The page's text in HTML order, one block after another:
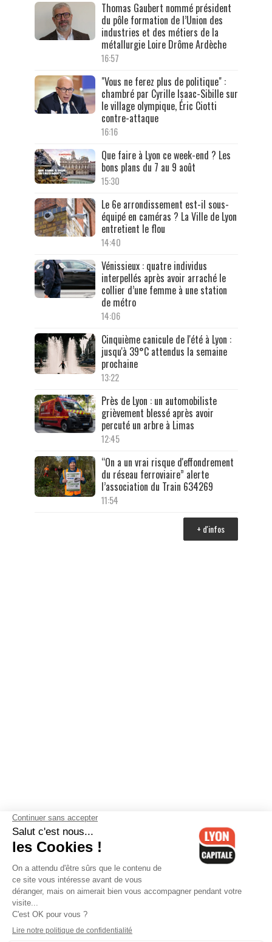
Thomas Gaubert nommé président
du pôle formation de l’Union des
industries et des métiers de la
métallurgie Loire Drôme Ardèche
16:57
"Vous ne ferez plus de politique" :
chambré par Cyrille Isaac-Sibille sur
le village olympique, Éric Ciotti
contre-attaque
16:16
Que faire à Lyon ce week-end ? Les
bons plans du 7 au 9 août
15:30
Le 6e arrondissement est-il sous-
équipé en caméras ? La Ville de Lyon
entretient le flou
14:40
Vénissieux : quatre individus
interpellés après avoir arraché le
collier d’une femme à une station
de métro
14:06
Cinquième canicule de l'été à Lyon :
jusqu'à 39°C attendus la semaine
prochaine
13:22
Près de Lyon : un automobiliste
grièvement blessé après avoir
percuté un arbre à Limas
12:45
“On a un vrai risque d'effondrement
du réseau ferroviaire” alerte
l’association du Train 634269
11:54
+ d'infos